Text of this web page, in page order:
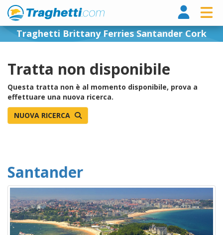
Traghetti Brittany Ferries Santander Cork
Tratta non disponibile
Questa tratta non è al momento disponibile, prova a
effettuare una nuova ricerca.
NUOVA RICERCA
Santander